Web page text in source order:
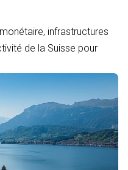
infrastructures
de la Suisse pour